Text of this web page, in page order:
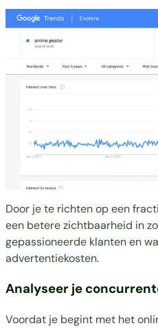
Door je te richten op een
een betere zichtbaarheid in
gepassioneerde klanten en
advertentiekosten.
Analyseer je
Voordat je begint met het